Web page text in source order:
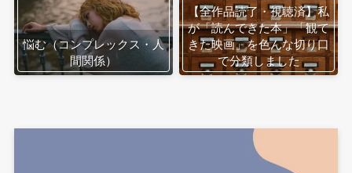
悩む（コンプレックス・人
間関係）
【全作品読了・視聴済】私
が「読んできた本」「観て
きた映画」を色んな切り口
で分類しました